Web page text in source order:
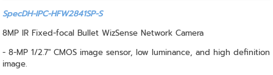
SpecDH-IPC-HFW2841SP-S
8MP IR Fixed-focal Bullet WizSense Network Camera
- 8-MP 1/2.7" CMOS image sensor, low luminance, and high definition
image.